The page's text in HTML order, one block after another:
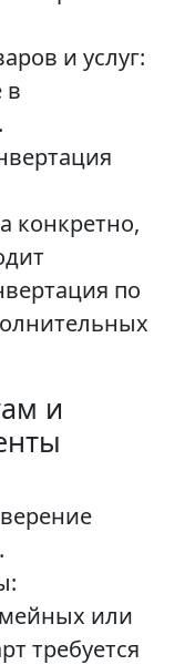
и услуг:
в
конкретно,
по
и
или
требуется